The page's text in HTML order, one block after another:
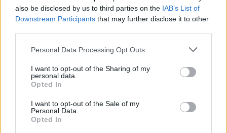
also be disclosed by us to third parties on the IAB’s List of
Downstream Participants that may further disclose it to other
Personal Data Processing Opt Outs
I want to opt-out of the Sharing of my
personal data.
Opted In
I want to opt-out of the Sale of my
Personal Data.
Opted In
ΠΡΟΓΝΩΣΗ ΘΕΡΜΟΚΡΑΣΙΩΝ
ΜΕΤΣΟΒΟ 21°C
ΑΝΩΓΕΙΑ
ΟΡΕΙΝΗ ΦΩΚΙΔΑ
ΝΕΣΤΟΡΙΟ 22°C
ΦΛΩΡΙΝΑ
ΥΨΗΛΟΤΕΡΕΣ
ΣΠΑΡΤΗ
ΓΥΘΕΙΟ
32°C